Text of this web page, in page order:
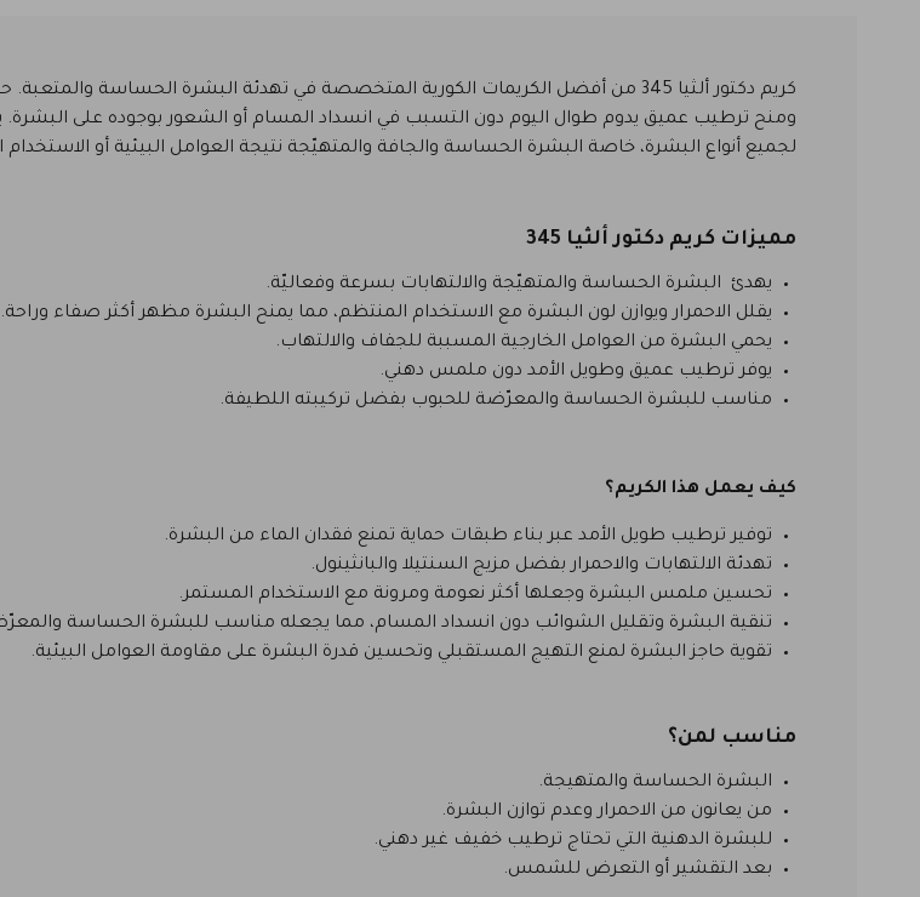
كريم دكتور ألثيا 345 من أفضل الكريمات الكورية المتخصصة في تهدئة البشرة الحساسة
ومنح ترطيب عميق يدوم طوال اليوم دون التسبب في انسداد المسام أو الشعور بوجوده على
لجميع أنواع البشرة، خاصة البشرة الحساسة والجافة والمتهيّجة نتيجة العوامل البيئية أو
مميزات كريم دكتور ألثيا 345
يهدئ البشرة الحساسة والمتهيّجة والالتهابات بسرعة وفعاليّة.
يقلل الاحمرار ويوازن لون البشرة مع الاستخدام المنتظم، مما يمنح البشرة مظهر أكثر صفاء وراحة.
يحمي البشرة من العوامل الخارجية المسببة للجفاف والالتهاب.
يوفر ترطيب عميق وطويل الأمد دون ملمس دهني.
مناسب للبشرة الحساسة والمعرّضة للحبوب بفضل تركيبته اللطيفة.
كيف يعمل هذا الكريم؟
توفير ترطيب طويل الأمد عبر بناء طبقات حماية تمنع فقدان الماء من البشرة.
تهدئة الالتهابات والاحمرار بفضل مزيج السنتيلا والبانثينول.
تحسين ملمس البشرة وجعلها أكثر نعومة ومرونة مع الاستخدام المستمر.
تنقية البشرة وتقليل الشوائب دون انسداد المسام، مما يجعله مناسب للبشرة الحساسة
تقوية حاجز البشرة لمنع التهيج المستقبلي وتحسين قدرة البشرة على مقاومة العوامل البيئية.
مناسب لمن؟
البشرة الحساسة والمتهيجة.
من يعانون من الاحمرار وعدم توازن البشرة.
للبشرة الدهنية التي تحتاج ترطيب خفيف غير دهني.
بعد التقشير أو التعرض للشمس.